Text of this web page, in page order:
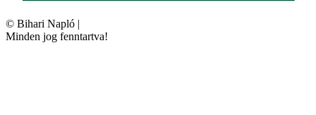
© Bihari Napló |
Minden jog fenntartva!